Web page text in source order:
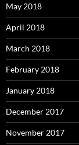
May 2018
April 2018
March 2018
February 2018
January 2018
December 2017
November 2017